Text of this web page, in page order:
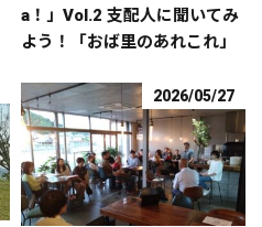
a！」Vol.2 支配人に聞いてみ
よう！「おば里のあれこれ」
2026/05/27